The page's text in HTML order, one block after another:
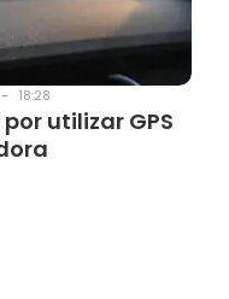
- 18:28
utilizar GPS